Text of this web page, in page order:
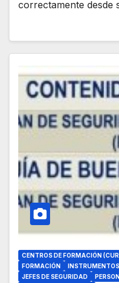
correctamente desde
CENTROS DE FORMACIÓN
FORMACIÓN
JEFES DE SEGURIDAD